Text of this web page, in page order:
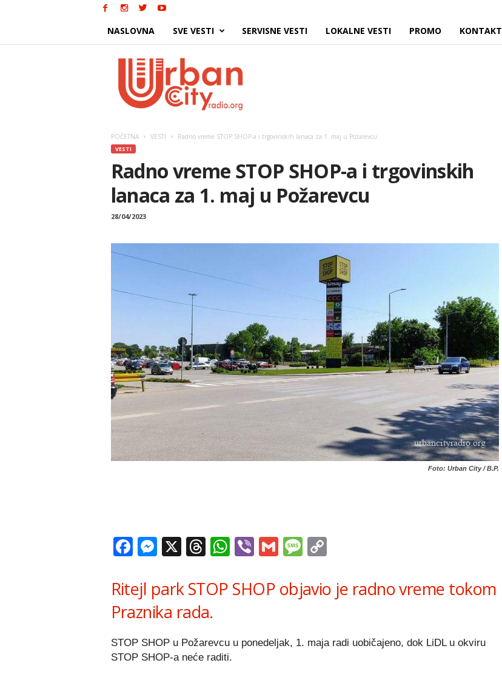
NASLOVNA SVE VESTI SERVISNE VESTI LOKALNE VESTI PROMO KONTAKT
POČETNA VESTI Radno vreme STOP SHOP-a i trgovinskih lanaca za 1. maj u Požarevcu
VESTI
Radno vreme STOP SHOP-a i trgovinskih
lanaca za 1. maj u Požarevcu
28/04/2023
Foto: Urban City / B.P.
Facebook
Messenger
X Threads
WhatsApp
ViberGmailMessage
Ritejl park STOP SHOP objavio je radno vreme tokom
Praznika rada.
STOP SHOP u Požarevcu u ponedeljak, 1. maja radi uobičajeno, dok LiDL u okviru
STOP SHOP-a neće raditi.